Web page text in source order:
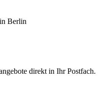
Berlin
direkt in Ihr Postfach.